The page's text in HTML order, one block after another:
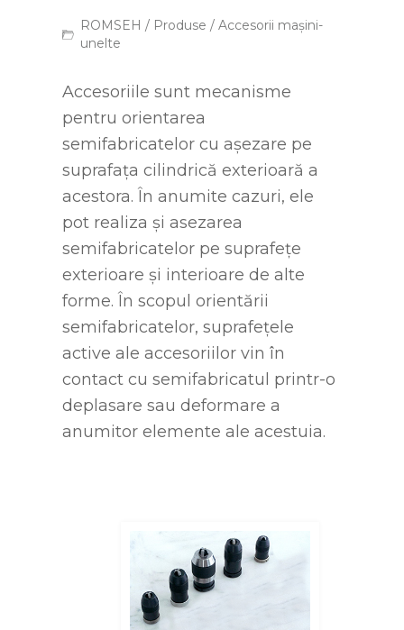
ROMSEH / Produse / Accesorii mașini-
unelte
Accesoriile sunt mecanisme
pentru orientarea
semifabricatelor cu așezare pe
suprafața cilindrică exterioară a
acestora. În anumite cazuri, ele
pot realiza și asezarea
semifabricatelor pe suprafețe
exterioare și interioare de alte
forme. În scopul orientării
semifabricatelor, suprafețele
active ale accesoriilor vin în
contact cu semifabricatul printr-o
deplasare sau deformare a
anumitor elemente ale acestuia.